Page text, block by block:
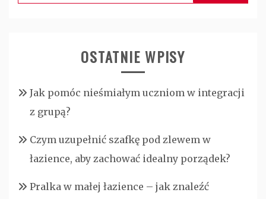
OSTATNIE WPISY
Jak pomóc nieśmiałym uczniom w integracji
z grupą?
Czym uzupełnić szafkę pod zlewem w
łazience, aby zachować idealny porządek?
Pralka w małej łazience – jak znaleźć